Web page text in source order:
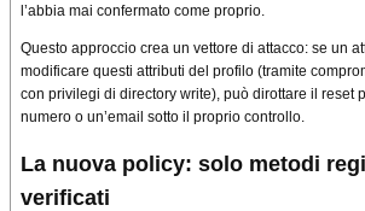
l’abbia mai confermato come proprio.
Questo approccio crea un vettore di attacco: se un
modificare questi attributi del profilo (tramite
con privilegi di directory write), può dirottare il reset
numero o un’email sotto il proprio controllo.
La nuova policy: solo metodi
verificati